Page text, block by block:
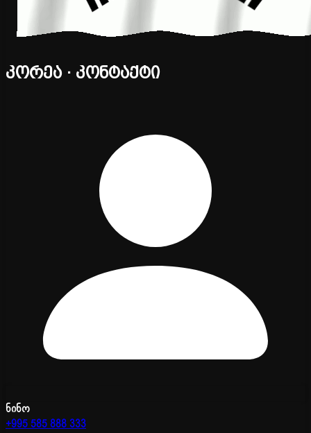
კორეა · კონტაქტი
ნინო
+995 585 888 333